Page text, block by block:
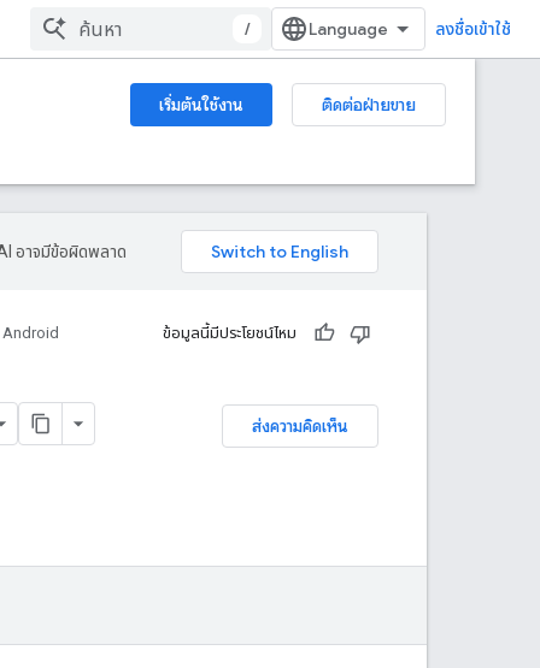
/ ลงชื่อเข้าใช้
เริ่มต้นใช้งาน ติดต่อฝ่ายขาย
อาจมีข้อผิดพลาด
ข้อมูลนี้มีประโยชน์ไหม
ส่งความคิดเห็น